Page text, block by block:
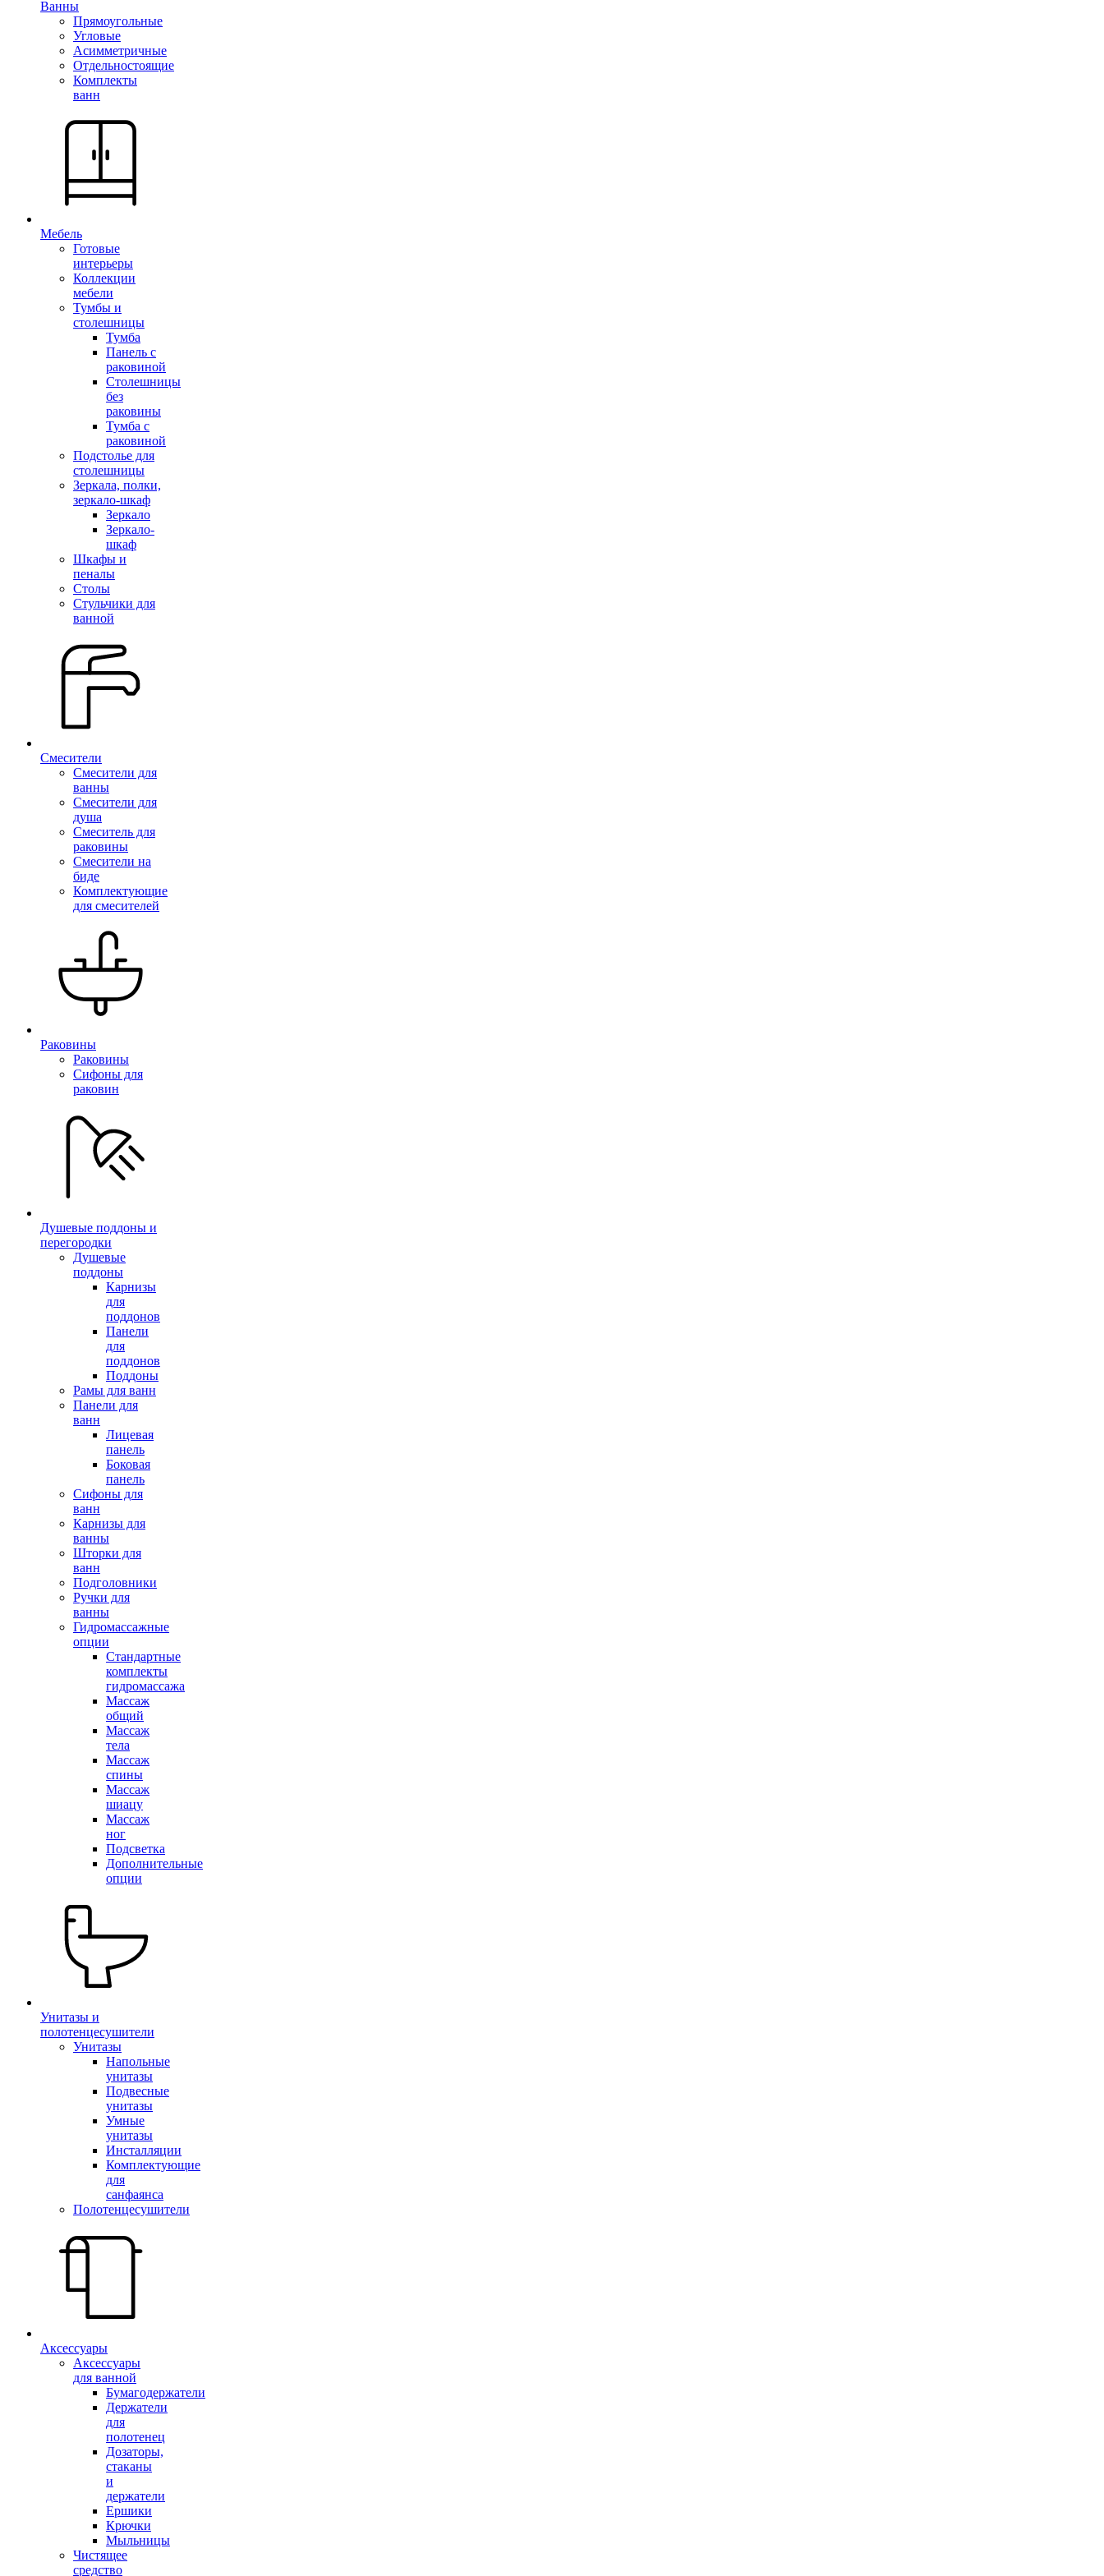
Ванны
Прямоугольные
Угловые
Асимметричные
Отдельностоящие
Комплекты
ванн
Мебель
Готовые
интерьеры
Коллекции
мебели
Тумбы и
столешницы
Тумба
Панель с
раковиной
Столешницы
без
раковины
Тумба с
раковиной
Подстолье для
столешницы
Зеркала, полки,
зеркало-шкаф
Зеркало
Зеркало-
шкаф
Шкафы и
пеналы
Столы
Стульчики для
ванной
Смесители
Смесители для
ванны
Смесители для
душа
Смеситель для
раковины
Смесители на
биде
Комплектующие
для смесителей
Раковины
Раковины
Сифоны для
раковин
Душевые поддоны и
перегородки
Душевые
поддоны
Карнизы
для
поддонов
Панели
для
поддонов
Поддоны
Рамы для ванн
Панели для
ванн
Лицевая
панель
Боковая
панель
Сифоны для
ванн
Карнизы для
ванны
Шторки для
ванн
Подголовники
Ручки для
ванны
Гидромассажные
опции
Стандартные
комплекты
гидромассажа
Массаж
общий
Массаж
тела
Массаж
спины
Массаж
шиацу
Массаж
ног
Подсветка
Дополнительные
опции
Унитазы и
полотенцесушители
Унитазы
Напольные
унитазы
Подвесные
унитазы
Умные
унитазы
Инсталляции
Комплектующие
для
санфаянса
Полотенцесушители
Аксессуары
Аксессуары
для ванной
Бумагодержатели
Держатели
для
полотенец
Дозаторы,
стаканы
и
держатели
Ершики
Крючки
Мыльницы
Чистящее
средство